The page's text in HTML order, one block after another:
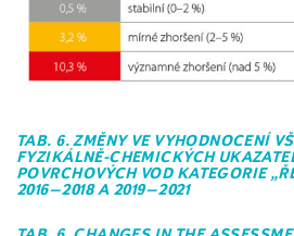
TAB. 6. ZMĚNY VE VYHODNOCENÍ
FYZIKÁLNĚ-CHEMICKÝCH
POVRCHOVÝCH VOD KATEGORIE
2016–2018 A 2019–2021